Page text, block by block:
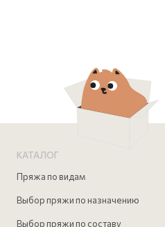
КАТАЛОГ
Пряжа по видам
Выбор пряжи по назначению
Выбор пряжи по составу